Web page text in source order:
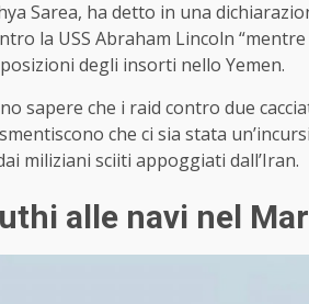
Sarea, ha detto in una
la USS Abraham Lincoln
degli insorti nello Yemen.
sapere che i raid contro due
che ci sia stata
miliziani sciiti appoggiati dall’Iran.
alle navi nel